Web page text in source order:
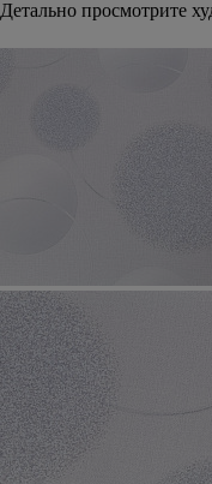
Детально просмотрите